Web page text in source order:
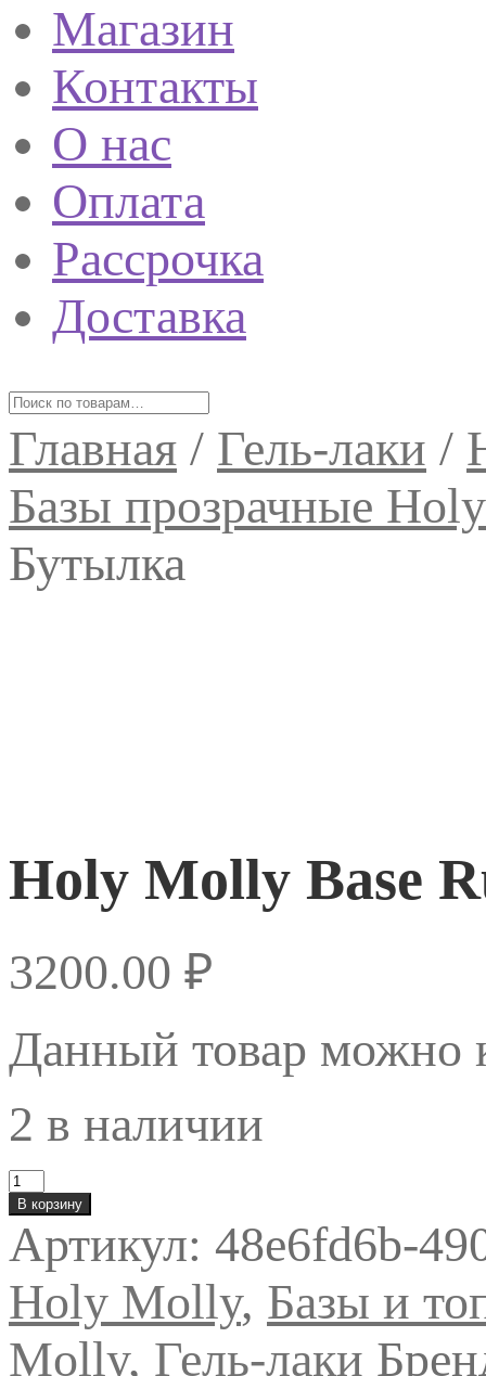
Магазин
Контакты
О нас
Оплата
Рассрочка
Доставка
Главная / Гель-лаки /
Базы прозрачные
Бутылка
Holy Molly Base
3200.00 ₽
Данный товар можно
2 в наличии
Количество
товара
Holy
Molly
Base
Rubber,
100мл.
Бутылка
В корзину
Артикул: 48e6fd6b-
Holy Molly, Базы и
Molly, Гель-лаки